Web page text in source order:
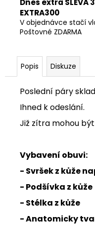
EXTRA300
V objednávce stačí
Poštovné ZDARMA
Popis Diskuze
Poslední páry
Ihned k odeslání.
Již zítra mohou být
Vybavení obuvi:
- Svršek z kůže
- Podšívka z kůže
- Stélka z kůže
- Anatomicky